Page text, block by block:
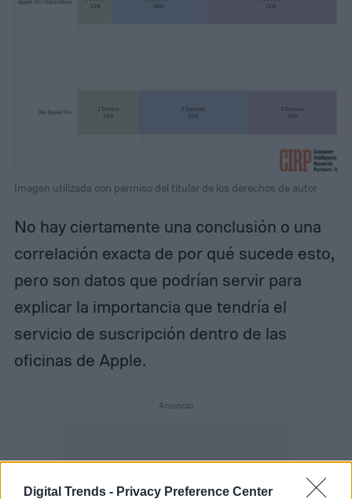
Digital Trends - Privacy Preference Center
Imagen utilizada con permiso del titular de los derechos de autor
No hay ciertamente una conclusión o una
correlación exacta de por qué sucede esto,
pero son datos que podrían servir para
explicar la importancia que tendría el
servicio de suscripción dentro de las
oficinas de Apple.